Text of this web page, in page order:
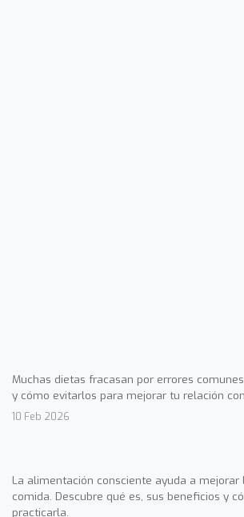
Muchas dietas fracasan por errores
y cómo evitarlos para mejorar tu relación
10 Feb 2026
La alimentación consciente ayuda a mejorar
comida. Descubre qué es, sus beneficios y
practicarla.